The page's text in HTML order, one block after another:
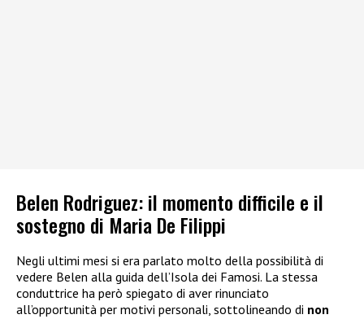
Belen Rodriguez: il momento difficile e il
sostegno di Maria De Filippi
Negli ultimi mesi si era parlato molto della possibilità di
vedere Belen alla guida dell’Isola dei Famosi. La stessa
conduttrice ha però spiegato di aver rinunciato
all’opportunità per motivi personali, sottolineando di non